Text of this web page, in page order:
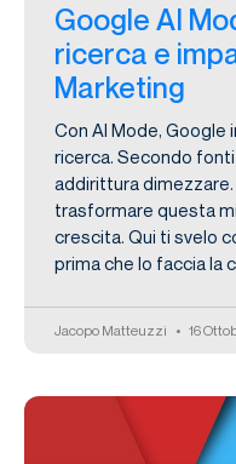
Google AI
ricerca e
Marketing
Con AI Mode, Google
ricerca. Secondo
addirittura
trasformare questa
crescita. Qui ti svelo
prima che lo faccia la
Jacopo Matteuzzi 16